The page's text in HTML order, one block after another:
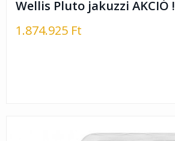
Wellis Pluto jakuzzi AKCIÓ !
1.874.925 Ft